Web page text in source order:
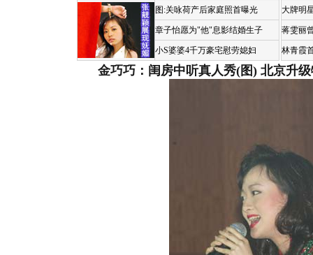
图:关咏荷产后家庭照首曝光
章子怡愿为"他"息影结婚生子
小S婆婆4千万豪宅慰劳媳妇
大牌明
蒋雯丽
林青霞
金巧巧：闺房中听真人秀(图) 北京升